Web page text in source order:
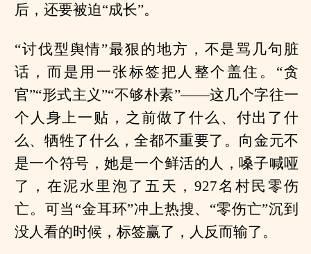
后，还要被迫“成长”。
“讨伐型舆情”最狠的地方，不是骂几句脏
话，而是用一张标签把人整个盖住。“贪
官”“形式主义”“不够朴素”——这几个字往一
个人身上一贴，之前做了什么、付出了什
么、牺牲了什么，全都不重要了。向金元不
是一个符号，她是一个鲜活的人，嗓子喊哑
了，在泥水里泡了五天，927名村民零伤
亡。可当“金耳环”冲上热搜、“零伤亡”沉到
没人看的时候，标签赢了，人反而输了。